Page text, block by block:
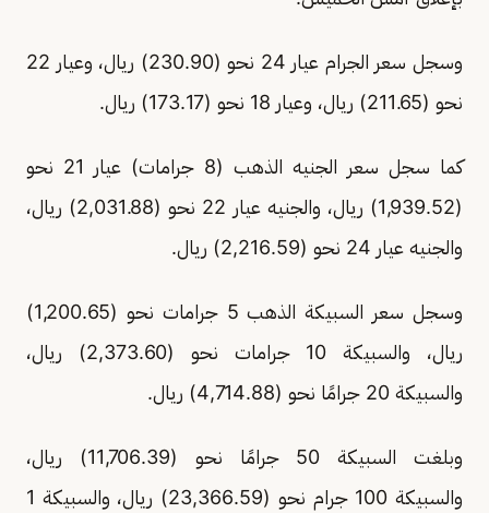
وسجل سعر الجرام عيار 24 نحو (230.90) ريال، وعيار 22
نحو (211.65) ريال، وعيار 18 نحو (173.17) ريال.
كما سجل سعر الجنيه الذهب (8 جرامات) عيار 21 نحو
(1,939.52) ريال، والجنيه عيار 22 نحو (2,031.88) ريال،
والجنيه عيار 24 نحو (2,216.59) ريال.
وسجل سعر السبيكة الذهب 5 جرامات نحو (1,200.65)
ريال، والسبيكة 10 جرامات نحو (2,373.60) ريال،
والسبيكة 20 جرامًا نحو (4,714.88) ريال.
وبلغت السبيكة 50 جرامًا نحو (11,706.39) ريال،
والسبيكة 100 جرام نحو (23,366.59) ريال، والسبيكة 1